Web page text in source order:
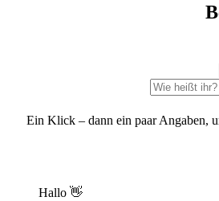
Ein Klick – dann ein paar Angaben,
Hallo 👋